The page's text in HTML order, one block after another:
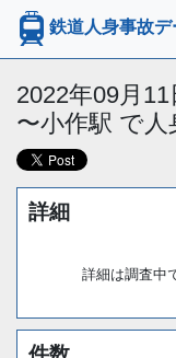
鉄道人身事故デ
2022年09月
〜小作駅 で人
詳細
詳細は調査中